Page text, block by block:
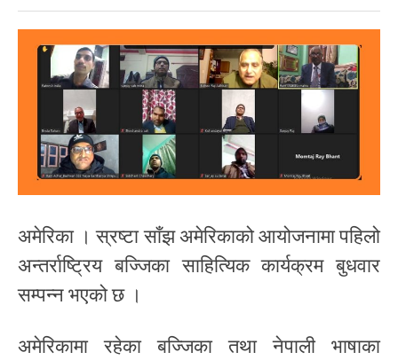
अमेरिका । स्रष्टा साँझ अमेरिकाको आयोजनामा पहिलो
अन्तर्राष्ट्रिय बज्जिका साहित्यिक कार्यक्रम बुधवार
सम्पन्न भएको छ ।
अमेरिकामा रहेका बज्जिका तथा नेपाली भाषाका